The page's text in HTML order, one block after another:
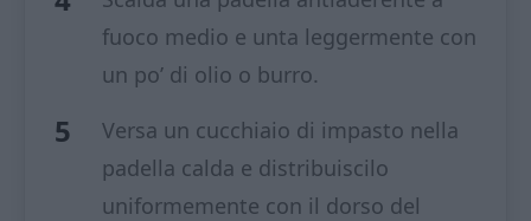
fuoco medio e unta leggermente con
un po’ di olio o burro.
Versa un cucchiaio di impasto nella
padella calda e distribuiscilo
uniformemente con il dorso del